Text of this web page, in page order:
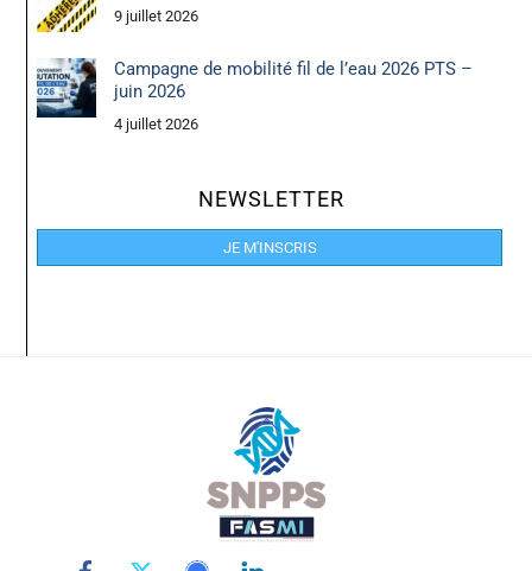
9 juillet 2026
Campagne de mobilité fil de l’eau 2026 PTS –
juin 2026
4 juillet 2026
NEWSLETTER
JE M'INSCRIS
Back
To
Top